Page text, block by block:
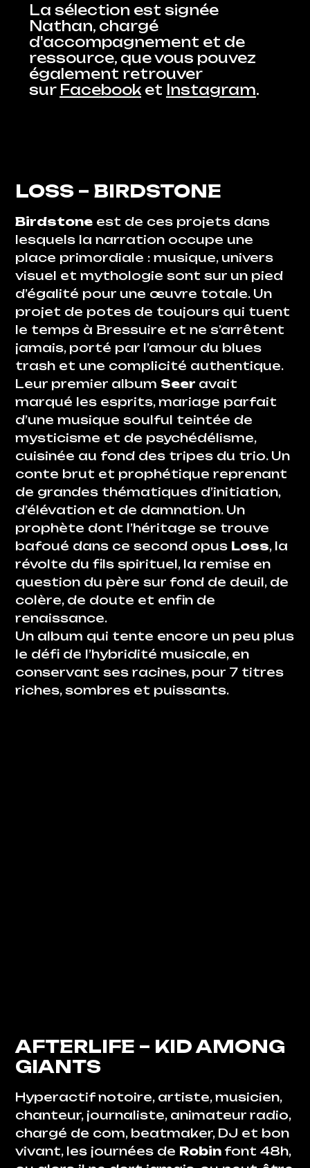
La sélection est signée
Nathan, chargé
d'accompagnement et de
ressource, que vous pouvez
également retrouver
sur Facebooket Instagram.
LOSS– BIRDSTONE
Birdstoneest de ces projets dans
lesquels la narration occupe une
place primordiale : musique, univers
visuel et mythologie sont sur un pied
d’égalité pour une œuvre totale. Un
projet de potes de toujours qui tuent
le temps à Bressuire et ne s’arrêtent
jamais, porté par l’amour du blues
trash et une complicité authentique.
Leur premier album Seer avait
marqué les esprits, mariage parfait
d’une musique soulful teintée de
mysticisme et de psychédélisme,
cuisinée au fond des tripes du trio. Un
conte brut et prophétique reprenant
de grandes thématiques d’initiation,
d’élévation et de damnation. Un
prophète dont l’héritage se trouve
bafoué dans ce second opus Loss, la
révolte du fils spirituel, la remise en
question du père sur fond de deuil, de
colère, de doute et enfin de
renaissance.
Un album qui tente encore un peu plus
le défi de l’hybridité musicale, en
conservant ses racines, pour 7 titres
riches, sombres et puissants.
AFTERLIFE – KID AMONG
GIANTS
Hyperactif notoire, artiste, musicien,
chanteur, journaliste, animateur radio,
chargé de com, beatmaker, DJ et bon
vivant, les journées de Robin font 48h,